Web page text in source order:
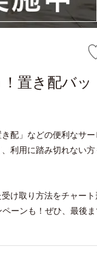
置き配バッ
配」などの便利なサ
利用に踏み切れない方
け取り方法をチャー
ーンも！ぜひ、最後